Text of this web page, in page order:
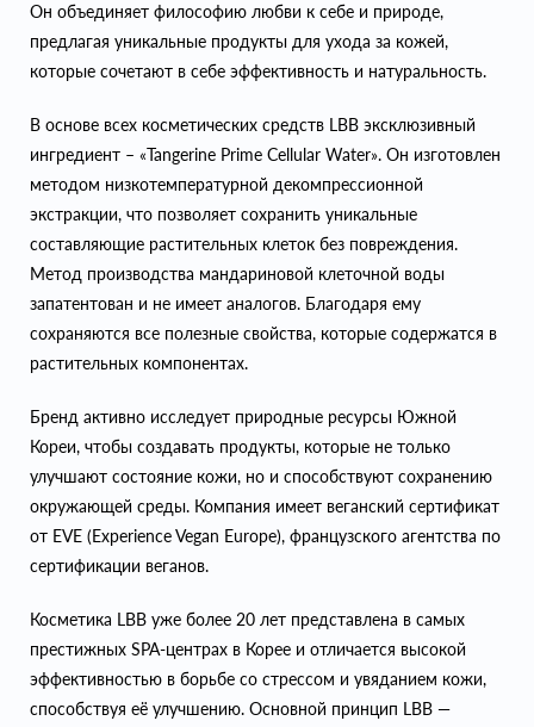
Он объединяет философию любви к себе и природе,
предлагая уникальные продукты для ухода за кожей,
которые сочетают в себе эффективность и натуральность.
В основе всех косметических средств LBB эксклюзивный
ингредиент – «Tangerine Prime Cellular Water». Он изготовлен
методом низкотемпературной декомпрессионной
экстракции, что позволяет сохранить уникальные
составляющие растительных клеток без повреждения.
Метод производства мандариновой клеточной воды
запатентован и не имеет аналогов. Благодаря ему
сохраняются все полезные свойства, которые содержатся в
растительных компонентах.
Бренд активно исследует природные ресурсы Южной
Кореи, чтобы создавать продукты, которые не только
улучшают состояние кожи, но и способствуют сохранению
окружающей среды. Компания имеет веганский сертификат
от EVE (Experience Vegan Europe), французского агентства по
сертификации веганов.
Косметика LBB уже более 20 лет представлена в самых
престижных SPA-центрах в Корее и отличается высокой
эффективностью в борьбе со стрессом и увяданием кожи,
способствуя её улучшению. Основной принцип LBB —